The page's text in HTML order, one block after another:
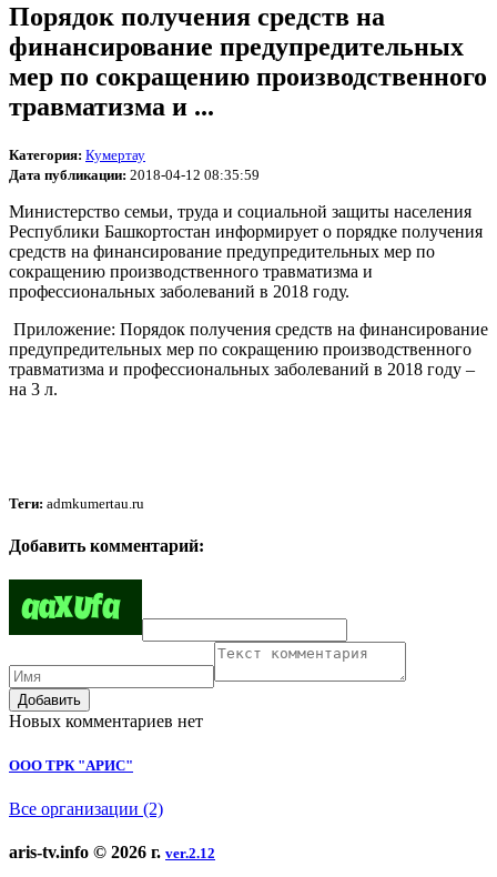
Порядок получения средств на
финансирование предупредительных
мер по сокращению производственного
травматизма и ...
Категория: Кумертау
Дата публикации: 2018-04-12 08:35:59
Министерство семьи, труда и социальной защиты населения
Республики Башкортостан информирует о порядке получения
средств на финансирование предупредительных мер по
сокращению производственного травматизма и
профессиональных заболеваний в 2018 году.
Приложение: Порядок получения средств на финансирование
предупредительных мер по сокращению производственного
травматизма и профессиональных заболеваний в 2018 году –
на 3 л.
Теги: admkumertau.ru
Добавить комментарий:
Добавить
Новых комментариев нет
ООО ТРК "АРИС"
Все организации (2)
aris-tv.info © 2026 г. ver.2.12